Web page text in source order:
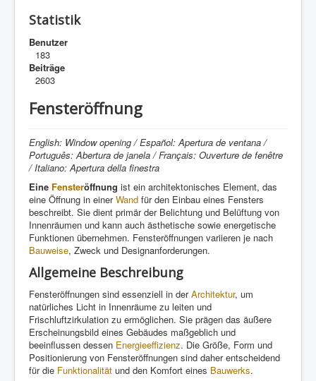
Statistik
Benutzer
183
Beiträge
2603
Fensteröffnung
English: Window opening / Español: Apertura de ventana /
Português: Abertura de janela / Français: Ouverture de fenêtre
/ Italiano: Apertura della finestra
Eine Fensteröffnung ist ein architektonisches Element, das
eine Öffnung in einerWand für den Einbau eines Fensters
beschreibt. Sie dient primär der Belichtung und Belüftung von
Innenräumen und kann auch ästhetische sowie energetische
Funktionen übernehmen. Fensteröffnungen variieren je nach
Bauweise, Zweck und Designanforderungen.
Allgemeine Beschreibung
Fensteröffnungen sind essenziell in derArchitektur, um
natürliches Licht in Innenräume zu leiten und
Frischluftzirkulation zu ermöglichen. Sie prägen das äußere
Erscheinungsbild eines Gebäudes maßgeblich und
beeinflussen dessen Energieeffizienz. Die Größe, Form und
Positionierung von Fensteröffnungen sind daher entscheidend
für die Funktionalität und den Komfort eines Bauwerks.